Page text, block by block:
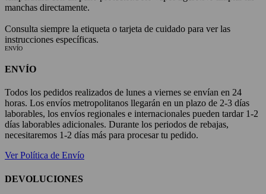
manchas directamente.
Consulta siempre la etiqueta o tarjeta de cuidado para ver las
instrucciones específicas.
ENVÍO
ENVÍO
Todos los pedidos realizados de lunes a viernes se envían en 24
horas. Los envíos metropolitanos llegarán en un plazo de 2-3 días
laborables, los envíos regionales e internacionales pueden tardar 1-2
días laborables adicionales. Durante los periodos de rebajas,
necesitaremos 1-2 días más para procesar tu pedido.
Ver Política de Envío
DEVOLUCIONES